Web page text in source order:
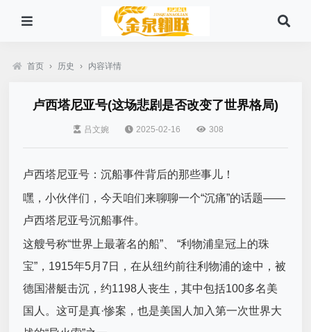
首页 › 历史 › 内容详情
卢西塔尼亚号(这场悲剧是否改变了世界格局)
吕文婉 2025-02-16 308
卢西塔尼亚号：沉船事件背后的那些事儿！
嘿，小伙伴们，今天咱们来聊聊一个“沉痛”的话题——
卢西塔尼亚号沉船事件。
这艘号称“世界上最著名的船”、 “利物浦皇冠上的珠
宝”，1915年5月7日，在从纽约前往利物浦的途中，被
德国潜艇击沉，约1198人丧生，其中包括100多名美
国人。这可是真·惨案，也是美国人加入第一次世界大